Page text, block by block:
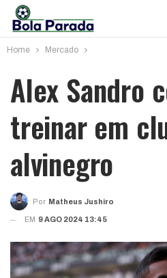
Home Mercado
Alex Sandro
treinar em
alvinegro
Por Matheus Jushiro
EM 9 AGO 2024 13:45